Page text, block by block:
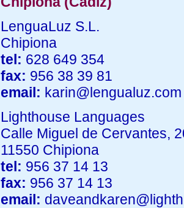
LenguaLuz S.L.
Chipiona
tel: 628 649 354
fax: 956 38 39 81
email: karin@lengualuz.com
Lighthouse Languages
Calle Miguel de Cervantes,
11550 Chipiona
tel: 956 37 14 13
fax: 956 37 14 13
email: